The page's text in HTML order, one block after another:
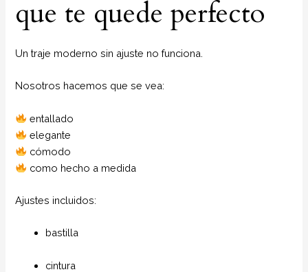
que te quede perfecto
Un traje moderno sin ajuste no funciona.
Nosotros hacemos que se vea:
entallado
elegante
cómodo
como hecho a medida
Ajustes incluidos:
bastilla
cintura